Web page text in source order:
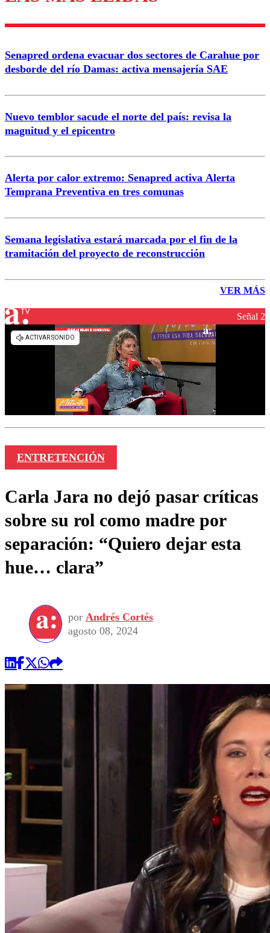
Enviar comentario
Senapred ordena evacuar dos sectores de Carahue por
desborde del río Damas: activa mensajería SAE
Nuevo temblor sacude el norte del país: revisa la
magnitud y el epicentro
Alerta por calor extremo: Senapred activa Alerta
Temprana Preventiva en tres comunas
Semana legislativa estará marcada por el fin de la
tramitación del proyecto de reconstrucción
VER MÁS
Señal 2
ENTRETENCIÓN
Carla Jara no dejó pasar críticas
sobre su rol como madre por
separación: “Quiero dejar esta
hue… clara”
por Andrés Cortés
agosto 08, 2024